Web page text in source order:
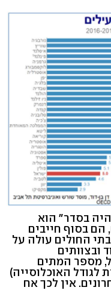
בסדר" הוא
הם בסוף חייבים
החולים עולה על
ובצוותים
מספר המתים
לגודל האוכלוסייה)
אין לכך אח